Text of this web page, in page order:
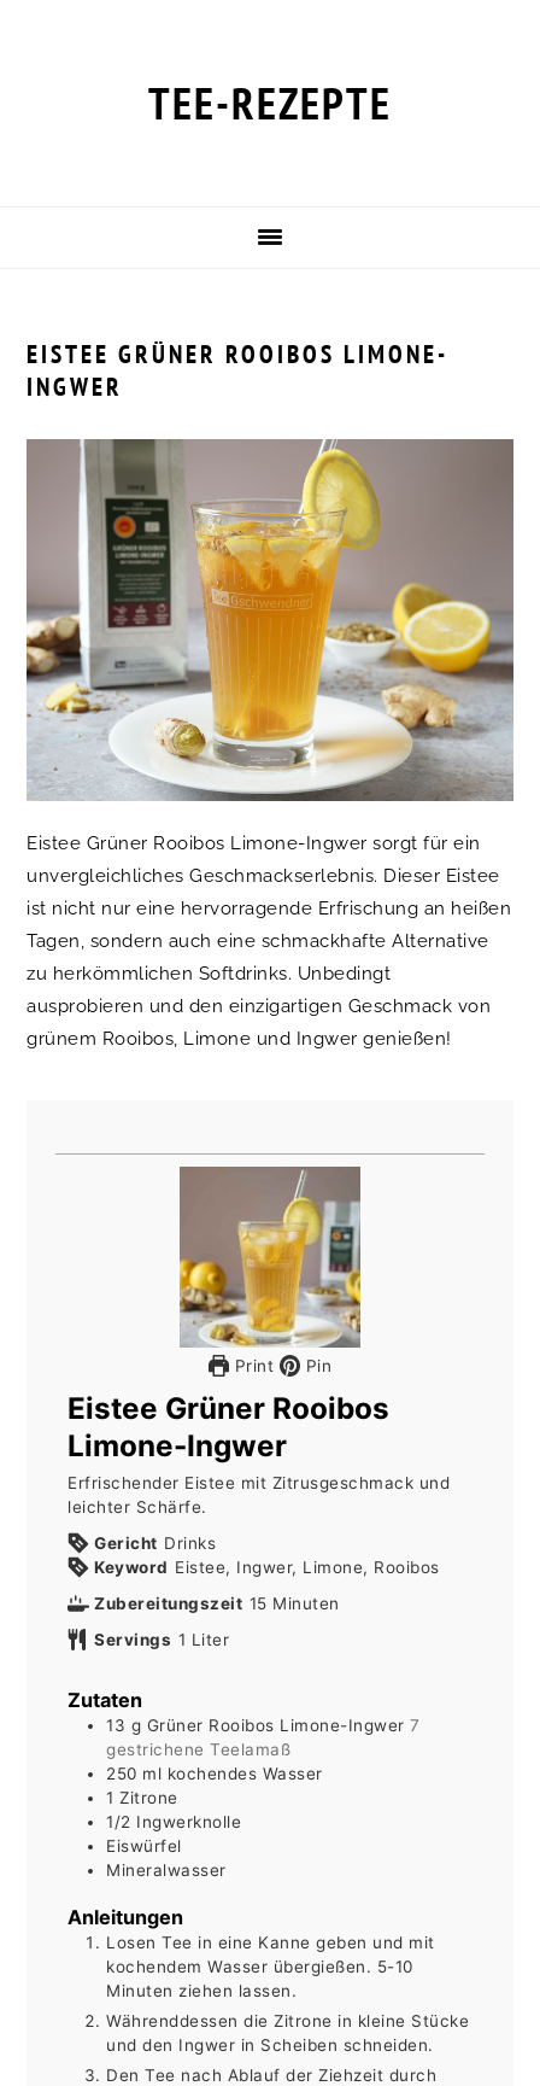
TEE-REZEPTE
EISTEE GRÜNER ROOIBOS LIMONE-
INGWER
Eistee Grüner Rooibos Limone-Ingwer sorgt für ein
unvergleichliches Geschmackserlebnis. Dieser Eistee
ist nicht nur eine hervorragende Erfrischung an heißen
Tagen, sondern auch eine schmackhafte Alternative
zu herkömmlichen Softdrinks. Unbedingt
ausprobieren und den einzigartigen Geschmack von
grünem Rooibos, Limone und Ingwer genießen!
Print Pin
Eistee Grüner Rooibos
Limone-Ingwer
Erfrischender Eistee mit Zitrusgeschmack und
leichter Schärfe.
Gericht Drinks
Keyword Eistee, Ingwer, Limone, Rooibos
Zubereitungszeit 15Minuten
Minuten
Servings 1 Liter
Zutaten
13 g Grüner Rooibos Limone-Ingwer 7
gestrichene Teelamaß
250 ml kochendes Wasser
1 Zitrone
1/2 Ingwerknolle
Eiswürfel
Mineralwasser
Anleitungen
Losen Tee in eine Kanne geben und mit
kochendem Wasser übergießen. 5-10
Minuten ziehen lassen.
Währenddessen die Zitrone in kleine Stücke
und den Ingwer in Scheiben schneiden.
Den Tee nach Ablauf der Ziehzeit durch